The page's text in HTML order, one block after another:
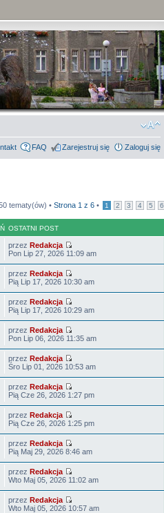
FAQ Zarejestruj się Zaloguj się
tematy(ów) • Strona 1 z 6 • 1 2 3 4 5 6
OSTATNI POST
przez Redakcja
Pon Lip 27, 2026 11:09 am
przez Redakcja
Pią Lip 17, 2026 10:30 am
przez Redakcja
Pią Lip 17, 2026 10:29 am
przez Redakcja
Pon Lip 06, 2026 11:35 am
przez Redakcja
Śro Lip 01, 2026 10:53 am
przez Redakcja
Pią Cze 26, 2026 1:27 pm
przez Redakcja
Pią Cze 26, 2026 1:25 pm
przez Redakcja
Pią Maj 29, 2026 8:46 am
przez Redakcja
Wto Maj 05, 2026 11:02 am
przez Redakcja
Wto Maj 05, 2026 10:57 am